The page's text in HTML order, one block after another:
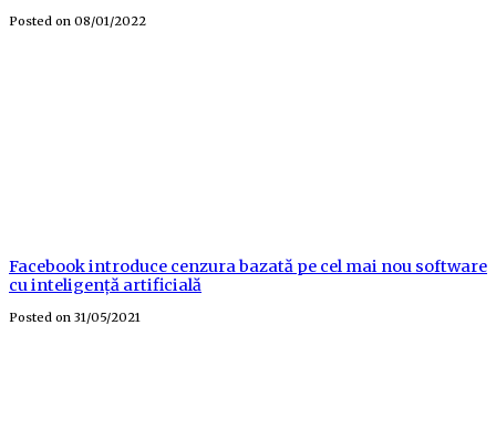
Posted on 08/01/2022
Facebook introduce cenzura bazată pe cel mai nou software
cu inteligență artificială
Posted on 31/05/2021